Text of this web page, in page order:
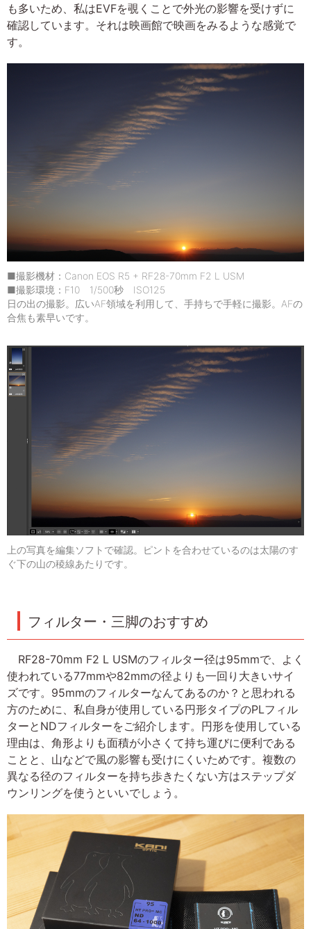
も多いため、私はEVFを覗くことで外光の影響を受けずに
確認しています。それは映画館で映画をみるような感覚で
す。
■撮影機材：Canon EOS R5 + RF28-70mm F2 L USM
■撮影環境：F10 1/500秒 ISO125
日の出の撮影。広いAF領域を利用して、手持ちで手軽に撮影。AFの
合焦も素早いです。
上の写真を編集ソフトで確認。ピントを合わせているのは太陽のす
ぐ下の山の稜線あたりです。
フィルター・三脚のおすすめ
RF28-70mm F2 L USMのフィルター径は95mmで、よく
使われている77mmや82mmの径よりも一回り大きいサイ
ズです。95mmのフィルターなんてあるのか？と思われる
方のために、私自身が使用している円形タイプのPLフィル
ターとNDフィルターをご紹介します。円形を使用している
理由は、角形よりも面積が小さくて持ち運びに便利である
ことと、山などで風の影響も受けにくいためです。複数の
異なる径のフィルターを持ち歩きたくない方はステップダ
ウンリングを使うといいでしょう。